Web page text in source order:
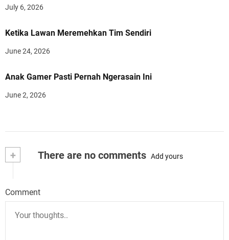
July 6, 2026
Ketika Lawan Meremehkan Tim Sendiri
June 24, 2026
Anak Gamer Pasti Pernah Ngerasain Ini
June 2, 2026
+ There are no comments Add yours
Comment